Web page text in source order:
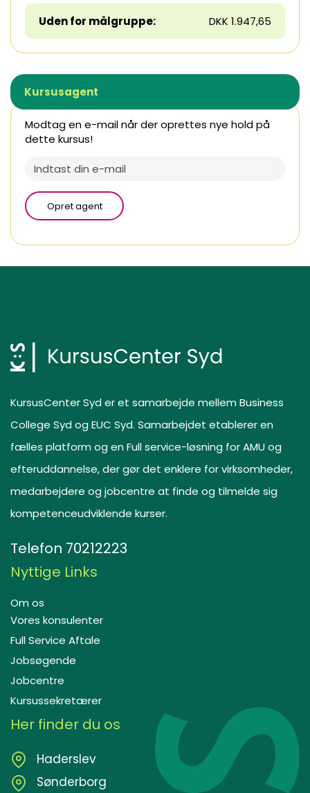
Uden for målgruppe: DKK 1.947,65
Kursusagent
Modtag en e-mail når der oprettes nye hold på
dette kursus!
Opret agent
KursusCenter Syd er et samarbejde mellem Business
College Syd og EUC Syd. Samarbejdet etablerer en
fælles platform og en Full service-løsning for AMU og
efteruddannelse, der gør det enklere for virksomheder,
medarbejdere og jobcentre at finde og tilmelde sig
kompetenceudviklende kurser.
Telefon 70212223
Nyttige Links
Om os
Vores konsulenter
Full Service Aftale
Jobsøgende
Jobcentre
Kursussekretærer
Her finder du os
Haderslev
Sønderborg